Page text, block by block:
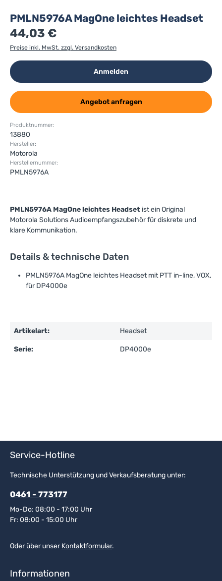
PMLN5976A MagOne leichtes Headset
44,03 €
Preise inkl. MwSt. zzgl. Versandkosten
Anmelden
Angebot anfragen
Produktnummer:
13880
Hersteller:
Motorola
Herstellernummer:
PMLN5976A
PMLN5976A MagOne leichtes Headset ist ein Original
Motorola Solutions Audioempfangszubehör für diskrete und
klare Kommunikation.
Details & technische Daten
PMLN5976A MagOne leichtes Headset mit PTT in-line, VOX,
für DP4000e
Artikelart: Headset
Serie: DP4000e
Service-Hotline
Technische Unterstützung und Verkaufsberatung unter:
0461 - 773177
Mo-Do: 08:00 - 17:00 Uhr
Fr: 08:00 - 15:00 Uhr
Oder über unserKontaktformular.
Informationen